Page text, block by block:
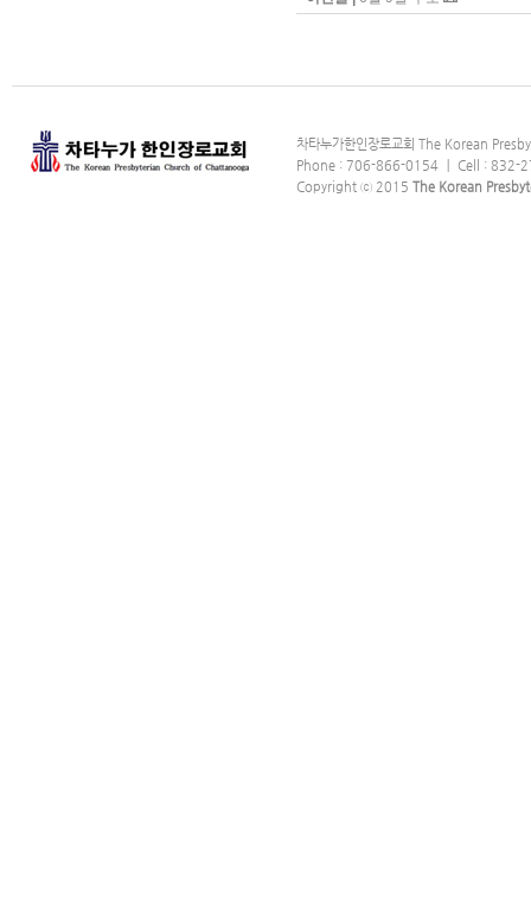
차타누가한인장로교회 The Korean
Phone : 706-866-0154 ｜ Cell : 832-
Copyright ⓒ 2015 The Korean